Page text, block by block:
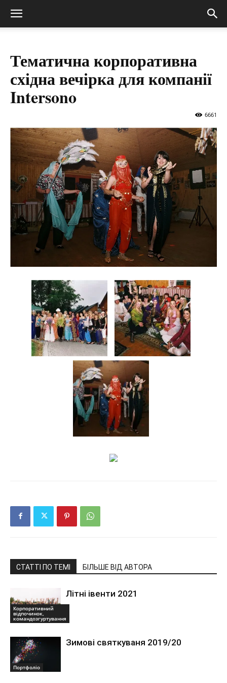
Тематична корпоративна
східна вечірка для компанії
Intersono
6661
СТАТТІ ПО ТЕМІ БІЛЬШЕ ВІД АВТОРА
Корпоративний
відпочинок,
командозгуртування
Літні івенти 2021
Портфоліо
Зимові святкуваня 2019/20